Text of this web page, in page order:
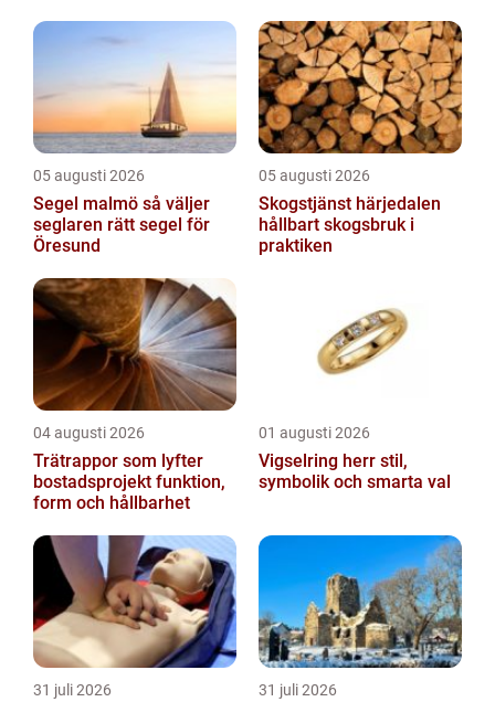
05 augusti 2026
Segel malmö så väljer
seglaren rätt segel för
Öresund
05 augusti 2026
Skogstjänst härjedalen
hållbart skogsbruk i
praktiken
04 augusti 2026
Trätrappor som lyfter
bostadsprojekt funktion,
form och hållbarhet
01 augusti 2026
Vigselring herr stil,
symbolik och smarta val
31 juli 2026 31 juli 2026